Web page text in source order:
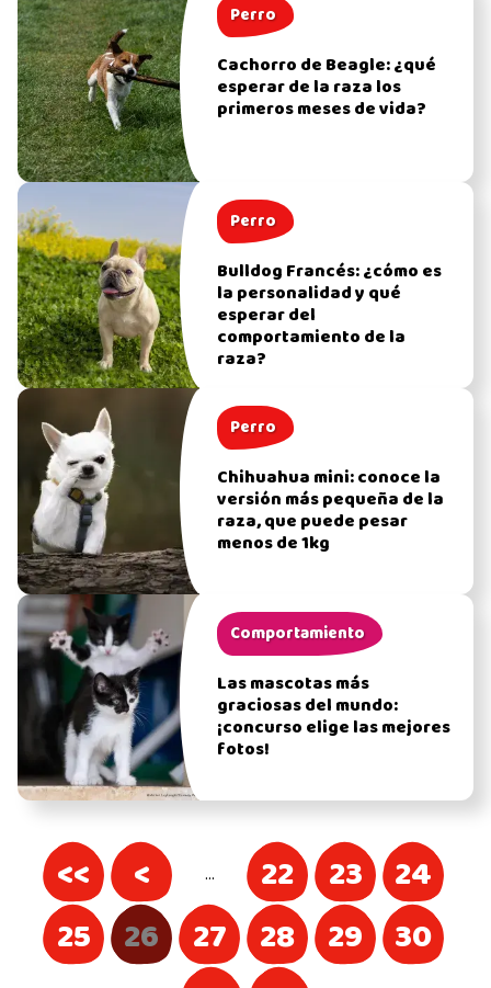
Perro
Cachorro de Beagle: ¿qué
esperar de la raza los
primeros meses de vida?
Perro
Bulldog Francés: ¿cómo es
la personalidad y qué
esperar del
comportamiento de la
raza?
Perro
Chihuahua mini: conoce la
versión más pequeña de la
raza, que puede pesar
menos de 1kg
Comportamiento
Las mascotas más
graciosas del mundo:
¡concurso elige las mejores
fotos!
<< < … 22 23
24
25
26 27 28 29
30